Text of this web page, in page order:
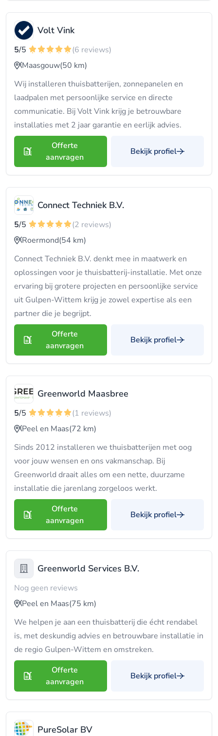
Volt Vink
5/5
(6 reviews)
Maasgouw(50 km)
Wij installeren thuisbatterijen, zonnepanelen en
laadpalen met persoonlijke service en directe
communicatie. Bij Volt Vink krijg je betrouwbare
installaties met 2 jaar garantie en eerlijk advies.
Offerte
aanvragen
Bekijk profiel
Connect Techniek B.V.
5/5
(2 reviews)
Roermond(54 km)
Connect Techniek B.V. denkt mee in maatwerk en
oplossingen voor je thuisbatterij-installatie. Met onze
ervaring bij grotere projecten en persoonlijke service
uit Gulpen-Wittem krijg je zowel expertise als een
partner die je begrijpt.
Offerte
aanvragen
Bekijk profiel
Greenworld Maasbree
5/5
(1 reviews)
Peel en Maas(72 km)
Sinds 2012 installeren we thuisbatterijen met oog
voor jouw wensen en ons vakmanschap. Bij
Greenworld draait alles om een nette, duurzame
installatie die jarenlang zorgeloos werkt.
Offerte
aanvragen
Bekijk profiel
Greenworld Services B.V.
Nog geen reviews
Peel en Maas(75 km)
We helpen je aan een thuisbatterij die écht rendabel
is, met deskundig advies en betrouwbare installatie in
de regio Gulpen-Wittem en omstreken.
Offerte
aanvragen
Bekijk profiel
PureSolar BV